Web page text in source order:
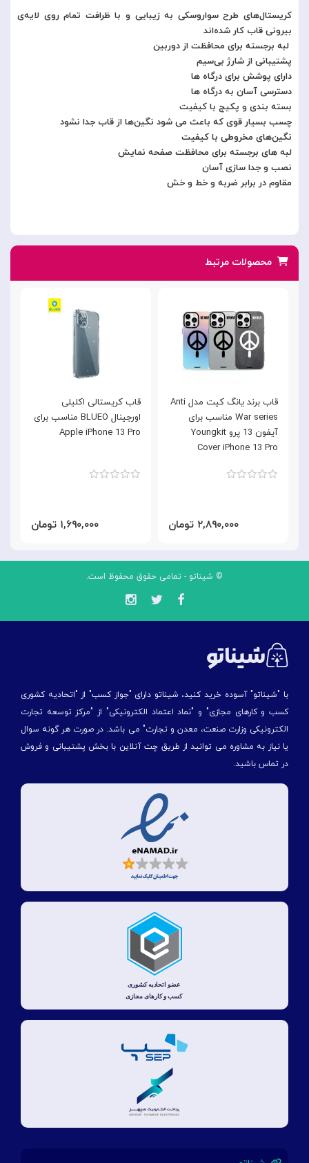
کریستال‌های طرح سواروسکی به زیبایی و با ظرافت تمام روی لایه‌ی
بیرونی قاب کار شده‌اند
لبه برجسته برای محافظت از دوربین
پشتیبانی از شارژ بی‌سیم
دارای پوشش برای درگاه ها
دسترسی آسان به درگاه ها
بسته بندی و پکیج با کیفیت
چسب بسیار قوی که باعث می شود نگین‌ها از قاب جدا نشود
نگین‌های مخروطی با کیفیت
لبه های برجسته برای محافظت صفحه نمایش
نصب و جدا سازی آسان
مقاوم در برابر ضربه و خط و خش
محصولات مرتبط
قاب کریستالی اکلیلی
اورجینال BLUEO مناسب برای
Apple iPhone 13 Pro
۱,۶۹۰,۰۰۰ تومان
قاب برند یانگ کیت مدل Anti
War series مناسب برای
آیفون 13 پرو Youngkit
Cover iPhone 13 Pro
۲,۸۹۰,۰۰۰ تومان
© شیناتو - تمامی حقوق محفوظ است.
با "شیناتو" آسوده خرید کنید، شیناتو دارای "جواز کسب" از "اتحادیه کشوری
کسب و کارهای مجازی" و "نماد اعتماد الکترونیکی" از "مركز توسعه تجارت
الكترونیكی وزارت صنعت، معدن و تجارت" می باشد. در صورت هر گونه سوال
یا نیاز به مشاوره می توانید از طریق چت آنلاین با بخش پشتیبانی و فروش
در تماس باشید.